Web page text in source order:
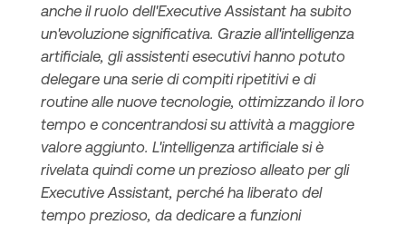
anche il ruolo dell'Executive Assistant ha subito
un'evoluzione significativa. Grazie all'intelligenza
artificiale, gli assistenti esecutivi hanno potuto
delegare una serie di compiti ripetitivi e di
routine alle nuove tecnologie, ottimizzando il loro
tempo e concentrandosi su attività a maggiore
valore aggiunto. L'intelligenza artificiale si è
rivelata quindi come un prezioso alleato per gli
Executive Assistant, perché ha liberato del
tempo prezioso, da dedicare a funzioni